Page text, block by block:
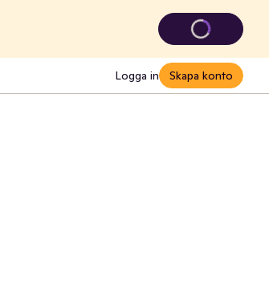
Logga in Skapa konto